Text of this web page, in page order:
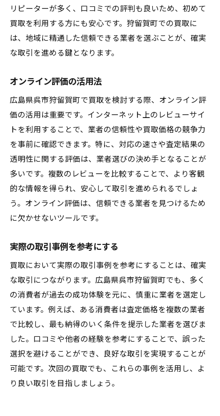
買取成功のための重要な要素
狩留賀町で信頼される業者の特徴
成功する買取のための業者選び
信頼できる業者選びの基準
リピーターが多く、口コミでの評判も良いため、初めて
買取を利用する方にも安心です。狩留賀町での買取に
は、地域に精通した信頼できる業者を選ぶことが、確実
な取引を進める鍵となります。
オンライン評価の活用法
広島県呉市狩留賀町で買取を検討する際、オンライン評
価の活用は重要です。インターネット上のレビューサイ
トを利用することで、業者の信頼性や買取価格の競争力
を事前に確認できます。特に、対応の速さや査定結果の
透明性に関する評価は、業者選びの決め手となることが
多いです。複数のレビューを比較することで、より客観
的な情報を得られ、安心して取引を進められるでしょ
う。オンライン評価は、信頼できる業者を見つけるため
に欠かせないツールです。
実際の取引事例を参考にする
買取において実際の取引事例を参考にすることは、確実
な取引につながります。広島県呉市狩留賀町でも、多く
の消費者が過去の成功体験を元に、慎重に業者を選定し
ています。例えば、ある消費者は査定価格を複数の業者
で比較し、最も納得のいく条件を提示した業者を選びま
した。口コミや他者の経験を参考にすることで、誤った
選択を避けることができ、良好な取引を実現することが
可能です。次回の買取でも、これらの事例を活用し、よ
り良い取引を目指しましょう。